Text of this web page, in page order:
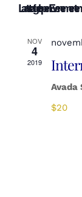
een
Laatste afgelopen Evenementen
NOV
4
2019
Avada
$20